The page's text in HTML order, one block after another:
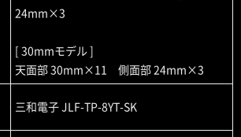
24mm×3
[ 30mmモデル ]
天面部 30mm×11 側面部 24mm×3
三和電子 JLF-TP-8YT-SK